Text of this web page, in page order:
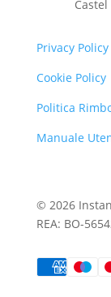
Castel
Privacy Policy
Cookie Policy
Politica
Manuale
© 2026
REA: BO-